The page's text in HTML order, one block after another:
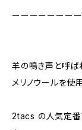
ーーーーーーー
羊の鳴き声と呼ば
メリノウールを使
2tacs の人気定番